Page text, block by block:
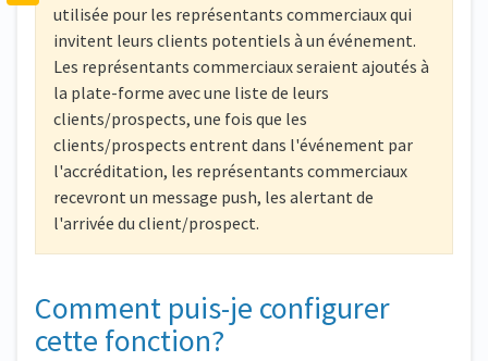
utilisée pour les représentants commerciaux qui
invitent leurs clients potentiels à un événement.
Les représentants commerciaux seraient ajoutés à
la plate-forme avec une liste de leurs
clients/prospects, une fois que les
clients/prospects entrent dans l'événement par
l'accréditation, les représentants commerciaux
recevront un message push, les alertant de
l'arrivée du client/prospect.
Comment puis-je configurer
cette fonction?